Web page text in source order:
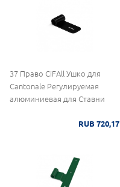
37 Право CiFAll Ушко для
Cantonale Регулируемая
алюминиевая для Ставни
RUB 720,17